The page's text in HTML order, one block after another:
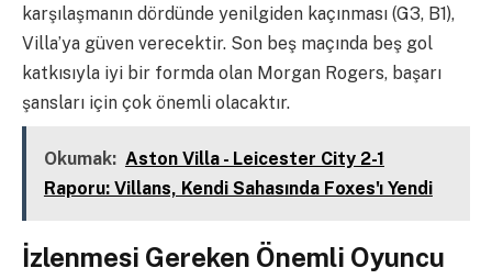
karşılaşmanın dördünde yenilgiden kaçınması (G3, B1),
Villa’ya güven verecektir. Son beş maçında beş gol
katkısıyla iyi bir formda olan Morgan Rogers, başarı
şansları için çok önemli olacaktır.
Okumak: Aston Villa - Leicester City 2-1
Raporu: Villans, Kendi Sahasında Foxes'ı Yendi
İzlenmesi Gereken Önemli Oyuncu